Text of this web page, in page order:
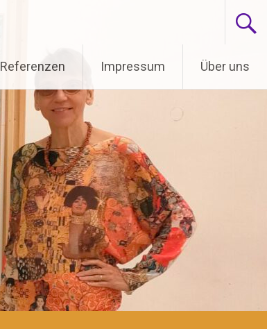
Referenzen Impressum Über uns